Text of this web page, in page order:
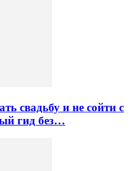
свадьбу и не сойти с
гид без…